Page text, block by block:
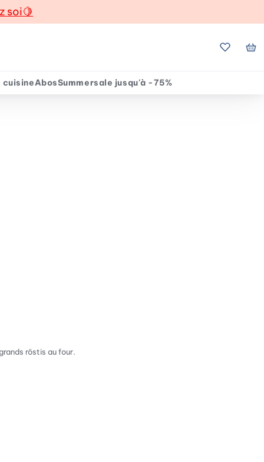
soi🍋
Mes
cuisineAbosSummersale jusqu'à -75%
röstis au four.